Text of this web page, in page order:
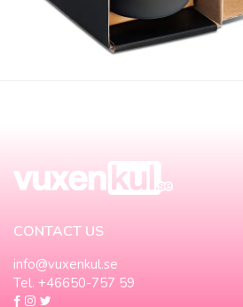
CONTACT US
info@vuxenkul.se
Tel. +46650-757 59